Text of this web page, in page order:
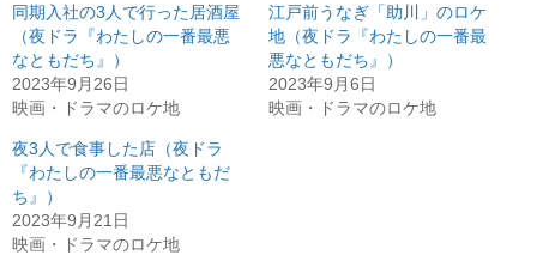
同期入社の3人で行った居酒屋
（夜ドラ『わたしの一番最悪
なともだち』）
2023年9月26日
映画・ドラマのロケ地
江戸前うなぎ「助川」のロケ
地（夜ドラ『わたしの一番最
悪なともだち』）
2023年9月6日
映画・ドラマのロケ地
夜3人で食事した店（夜ドラ
『わたしの一番最悪なともだ
ち』）
2023年9月21日
映画・ドラマのロケ地